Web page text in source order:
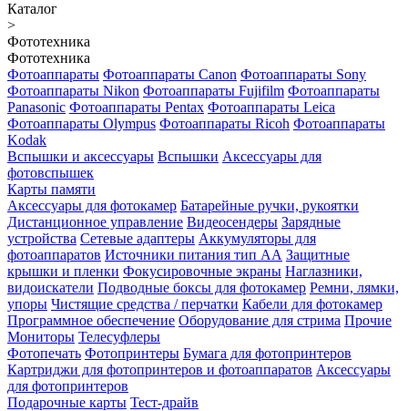
Каталог
>
Фототехника
Фототехника
Фотоаппараты Фотоаппараты Canon Фотоаппараты Sony
Фотоаппараты Nikon Фотоаппараты Fujifilm Фотоаппараты
Panasonic Фотоаппараты Pentax Фотоаппараты Leica
Фотоаппараты Olympus Фотоаппараты Ricoh Фотоаппараты
Kodak
Вспышки и аксессуары Вспышки Аксессуары для
фотовспышек
Карты памяти
Аксессуары для фотокамер Батарейные ручки, рукоятки
Дистанционное управление Видеосендеры Зарядные
устройства Сетевые адаптеры Аккумуляторы для
фотоаппаратов Источники питания тип АА Защитные
крышки и пленки Фокусировочные экраны Наглазники,
видоискатели Подводные боксы для фотокамер Ремни, лямки,
упоры Чистящие средства / перчатки Кабели для фотокамер
Программное обеспечение Оборудование для стрима Прочие
Мониторы Телесуфлеры
Фотопечать Фотопринтеры Бумага для фотопринтеров
Картриджи для фотопринтеров и фотоаппаратов Аксессуары
для фотопринтеров
Подарочные карты Тест-драйв